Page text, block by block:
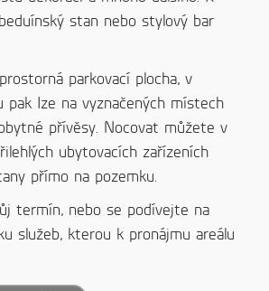
stan nebo stylový bar
parkovací plocha, v
pak Ize na vyznačených místech
přívěsy. Nocovat můžete v
ubytovacích zařízeních
přímo na pozemku.
termín, nebo se podívejte na
služeb, kterou k pronájmu areálu